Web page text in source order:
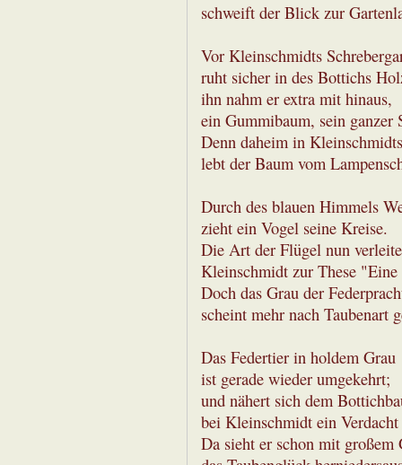
schweift der Blick zur
Vor Kleinschmidts
ruht sicher in des Bottichs
ihn nahm er extra mit hinaus,
ein Gummibaum, sein ganzer
Denn daheim in
lebt der Baum vom
Durch des blauen Himmels
zieht ein Vogel seine Kreise.
Die Art der Flügel nun
Kleinschmidt zur These
Doch das Grau der
scheint mehr nach Taubenart
Das Federtier in holdem Grau
ist gerade wieder umgekehrt;
und nähert sich dem
bei Kleinschmidt ein
Da sieht er schon mit großem